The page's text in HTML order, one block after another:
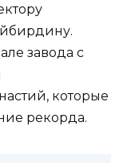
завода с
которые
рекорда.